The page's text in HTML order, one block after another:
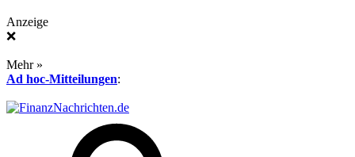
Anzeige
❌
Mehr »
Ad hoc-Mitteilungen: